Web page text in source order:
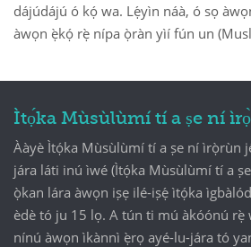
dájúdájú ó kọ́ wa. Lẹ́yìn náà, ó sọ
àwọn ẹ̀kọ́ rẹ̀ nípa ọ̀ràn yìí fún un
Ìtọ́ka Mùsùlùmí tí a ṣe ní
Ààyè Ìtọ́ka Mùsùlùmí tí a ṣe ní ìrọ̀rùn
jára láti inú ìwé (Ìtọ́ka Mùsùlùmí tí a
ọ̀kan lára àwọn iṣẹ ilé-iṣẹ́ ìtọ́ka
èdè tó ju 15 lọ. A tún ti mú àkóónú
nínú àwọn ìkànnì ẹ̀rọ ayé-lu-jára tó